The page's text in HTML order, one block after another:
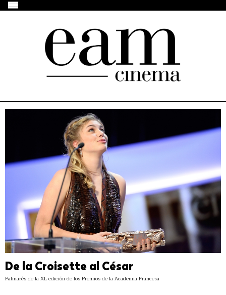
De la Croisette al César
Palmarés de la XL edición de los Premios de la Academia Francesa